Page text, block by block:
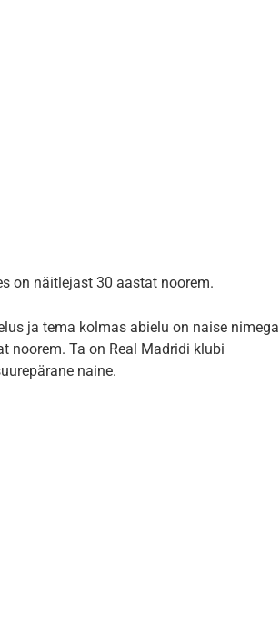
on näitlejast 30 aastat noorem.
ja tema kolmas abielu on naise nimega
noorem. Ta on Real Madridi klubi
naine.